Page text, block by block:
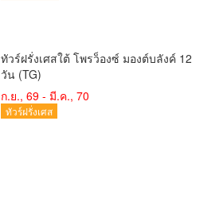
ทัวร์ฝรั่งเศสใต้ โพรว็องซ์ มองต์บลังค์ 12
วัน (TG)
ก.ย., 69 - มี.ค., 70
ทัวร์ฝรั่งเศส